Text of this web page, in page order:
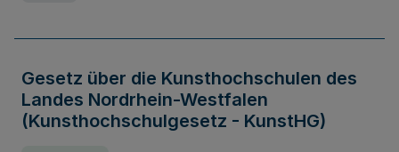
Gesetz über die Kunsthochschulen des
Landes Nordrhein-Westfalen
(Kunsthochschulgesetz - KunstHG)